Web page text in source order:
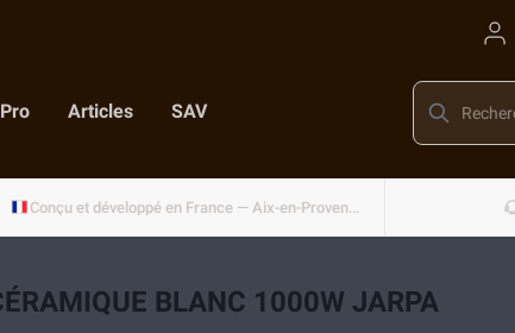
Articles SAV
Conçu et développé en France — Aix-en-Provence
BLANC 1000W JARPA